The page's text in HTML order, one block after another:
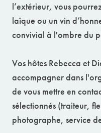
l’extérieur, vous
laïque ou un vin
convivial à l'ombre du
Vos hôtes Rebecca et
accompagner dans
de vous mettre en
sélectionnés (traiteur,
photographe, service